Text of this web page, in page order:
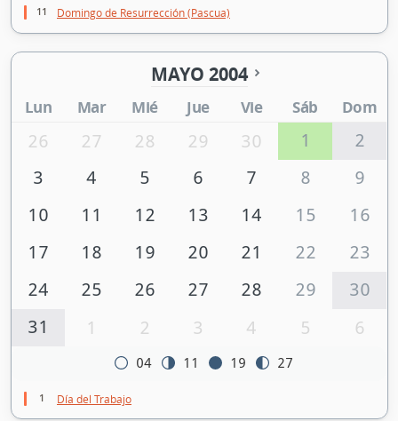
11 Domingo de Resurrección (Pascua)
MAYO 2004
Lun Mar Mié Jue Vie Sáb Dom
26 27 28 29 30 1
2
3
4 5 6 7 8
9
10
11 12 13 14 15
16
17
18 19 20 21 22
23
24
25 26 27 28 29
30
31
1 2 3 4 5 6
04 11 19 27
1 Día del Trabajo